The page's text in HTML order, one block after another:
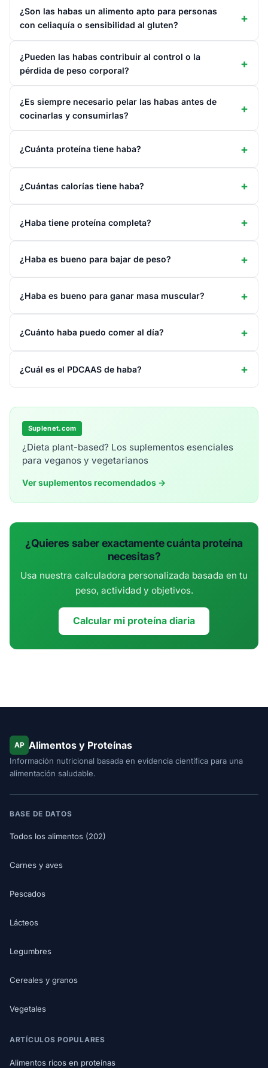
¿Son las habas un alimento apto para personas
con celiaquía o sensibilidad al gluten?
¿Pueden las habas contribuir al control o la
pérdida de peso corporal?
¿Es siempre necesario pelar las habas antes de
cocinarlas y consumirlas?
¿Cuánta proteína tiene haba?
¿Cuántas calorías tiene haba?
¿Haba tiene proteína completa?
¿Haba es bueno para bajar de peso?
¿Haba es bueno para ganar masa muscular?
¿Cuánto haba puedo comer al día?
¿Cuál es el PDCAAS de haba?
Suplenet.com
¿Dieta plant-based? Los suplementos esenciales
para veganos y vegetarianos
Ver suplementos recomendados →
¿Quieres saber exactamente cuánta proteína
necesitas?
Usa nuestra calculadora personalizada basada en tu
peso, actividad y objetivos.
Calcular mi proteína diaria
AP Alimentos y Proteínas
Información nutricional basada en evidencia científica para una
alimentación saludable.
BASE DE DATOS
Todos los alimentos (202)
Carnes y aves
Pescados
Lácteos
Legumbres
Cereales y granos
Vegetales
ARTÍCULOS POPULARES
Alimentos ricos en proteínas